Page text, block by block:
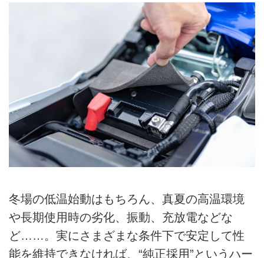
冬場の低温始動はもちろん、真夏の高温環境
や長期使用時の劣化、振動、充放電などな
ど……。実にさまざまな条件下で安定して性
能を維持できなければ、“純正採用”というハー